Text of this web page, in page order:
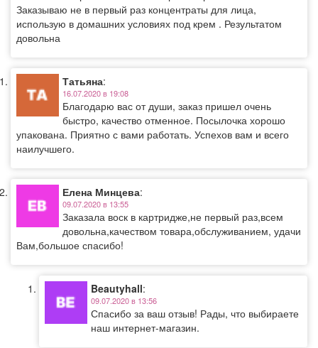
Заказываю не в первый раз концентраты для лица,
использую в домашних условиях под крем . Результатом
довольна
Татьяна:
16.07.2020 в 19:08
Благодарю вас от души, заказ пришел очень
быстро, качество отменное. Посылочка хорошо
упакована. Приятно с вами работать. Успехов вам и всего
наилучшего.
Елена Минцева:
09.07.2020 в 13:55
Заказала воск в картридже,не первый раз,всем
довольна,качеством товара,обслуживанием, удачи
Вам,большое спасибо!
Beautyhall:
09.07.2020 в 13:56
Спасибо за ваш отзыв! Рады, что выбираете
наш интернет-магазин.